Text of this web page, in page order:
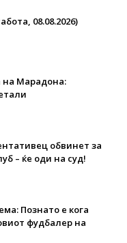
08.08.2026)
на Марадона:
обвинет за
– ќе оди на суд!
Познато е кога
фудбалер на